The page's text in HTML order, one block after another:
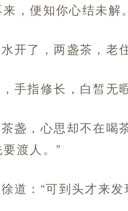
，便知你心结未解
开了，两盏茶，老
手指修长，白皙无
盏，心思却不在喝
渡人。”
道：“可到头才来